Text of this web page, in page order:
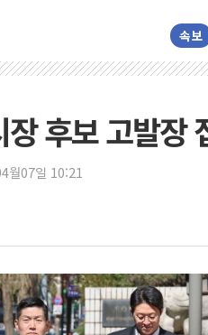
속보
후보 고발장
월07일 10:21